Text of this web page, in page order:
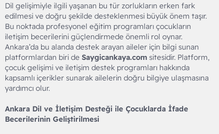
Dil gelişimiyle ilgili yaşanan bu tür zorlukların erken fark
edilmesi ve doğru şekilde desteklenmesi büyük önem taşır.
Bu noktada profesyonel eğitim programları çocukların
iletişim becerilerini güçlendirmede önemli rol oynar.
Ankara’da bu alanda destek arayan aileler için bilgi sunan
platformlardan biri de Saygicankaya.com sitesidir. Platform,
çocuk gelişimi ve iletişim destek programları hakkında
kapsamlı içerikler sunarak ailelerin doğru bilgiye ulaşmasına
yardımcı olur.
Ankara Dil ve İletişim Desteği ile Çocuklarda İfade
Becerilerinin Geliştirilmesi